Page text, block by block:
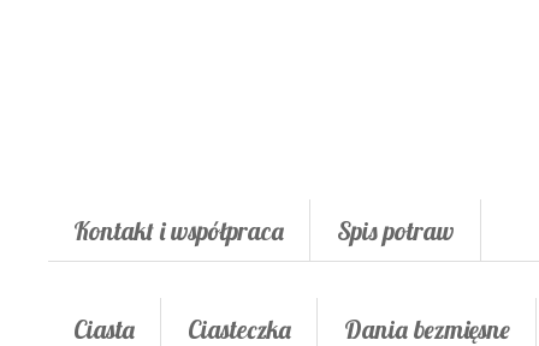
Kontakt i współpraca Spis potraw
Ciasta Ciasteczka
Dania bezmięsne